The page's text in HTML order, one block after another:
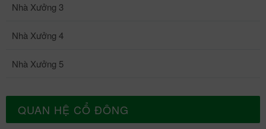
môn, kinh nghiệm, kỹ năng và các yêu cầu nêu trên
Nhà Xưởng 3
Nhà Xưởng 4
Nhà Xưởng 5
QUAN HỆ CỔ ĐÔNG